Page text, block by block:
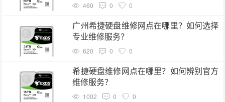
460 0 0
广州希捷硬盘维修网点在哪里？如何选择
专业维修服务？
620 0 0
希捷硬盘维修网点在哪里？如何辨别官方
维修服务？
1002 0 0